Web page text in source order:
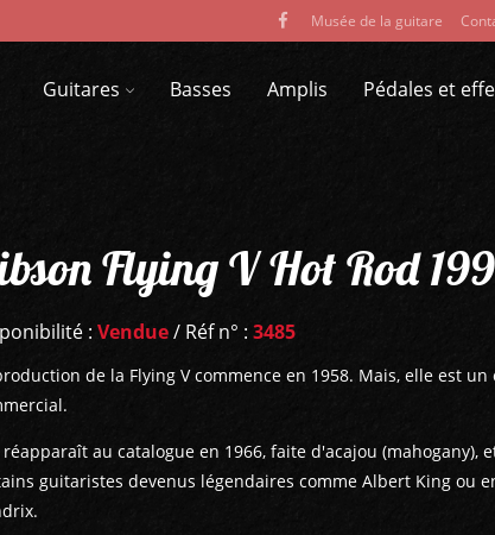
Musée de la guitare
Guitares Basses Amplis Pédales et
Flying V Hot Rod
: Vendue/ Réf n° : 3485
de la Flying V commence en 1958. Mais, elle est un
réapparaît au catalogue en 1966, faite d'acajou (mahogany),
guitaristes devenus légendaires comme Albert King ou